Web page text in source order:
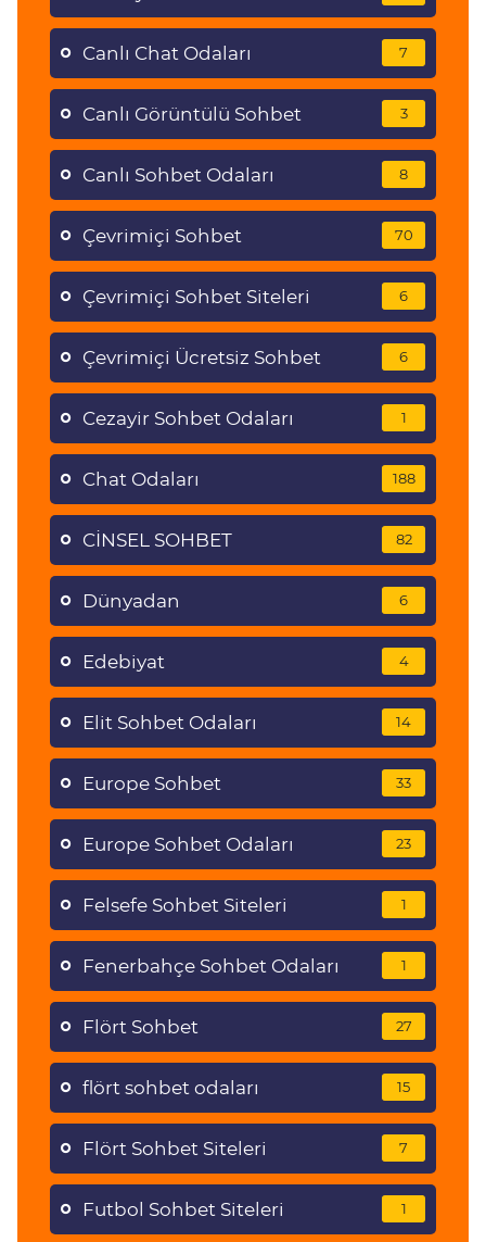
Canlı Chat Odaları 7
Canlı Görüntülü Sohbet 3
Canlı Sohbet Odaları 8
Çevrimiçi Sohbet 70
Çevrimiçi Sohbet Siteleri 6
Çevrimiçi Ücretsiz Sohbet 6
Cezayir Sohbet Odaları 1
Chat Odaları 188
CİNSEL SOHBET 82
Dünyadan 6
Edebiyat 4
Elit Sohbet Odaları 14
Europe Sohbet 33
Europe Sohbet Odaları 23
Felsefe Sohbet Siteleri 1
Fenerbahçe Sohbet Odaları 1
Flört Sohbet 27
flört sohbet odaları 15
Flört Sohbet Siteleri 7
Futbol Sohbet Siteleri 1